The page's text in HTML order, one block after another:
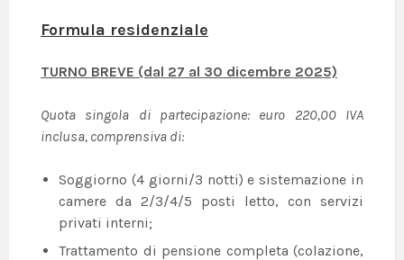
Formula residenziale
TURNO BREVE (dal 27 al 30 dicembre 2025)
Quota singola di partecipazione: euro 220,00 IVA
inclusa, comprensiva di:
Soggiorno (4 giorni/3 notti) e sistemazione in
camere da 2/3/4/5 posti letto, con servizi
privati interni;
Trattamento di pensione completa (colazione,